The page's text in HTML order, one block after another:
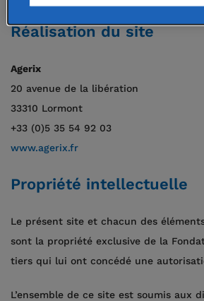
Réalisation du site
Agerix
20 avenue de la libération
33310 Lormont
+33 (0)5 35 54 92 03
www.agerix.fr
Propriété intellectuelle
Le présent site et chacun des
sont la propriété exclusive de la
tiers qui lui ont concédé une
L’ensemble de ce site est soumis aux